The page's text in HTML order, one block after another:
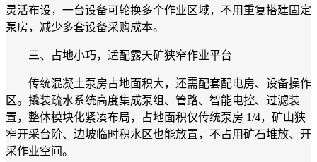
灵活布设，一台设备可轮换多个作业区域，不用重复搭建固定
泵房，减少多套设备采购成本。
三、占地小巧，适配露天矿狭窄作业平台
传统混凝土泵房占地面积大，还需配套配电房、设备操作
区。撬装疏水系统高度集成泵组、管路、智能电控、过滤装
置，整体模块化紧凑布局，占地面积仅传统泵房 1/4，矿山狭
窄开采台阶、边坡临时积水区也能放置，不占用矿石堆放、开
采作业空间。